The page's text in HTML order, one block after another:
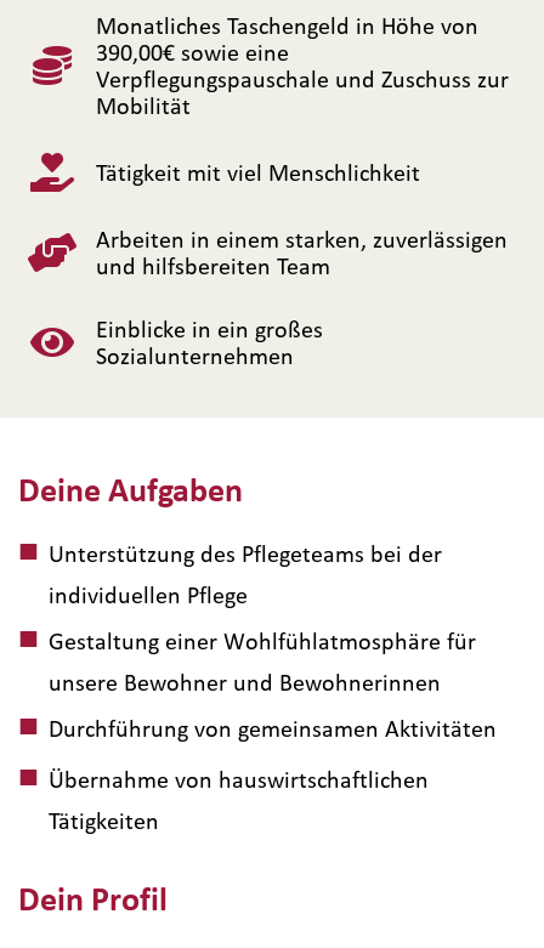
Deine Aufgaben
Unterstützung des Pflegeteams bei der
individuellen Pflege
Gestaltung einer Wohlfühlatmosphäre für
unsere Bewohner und Bewohnerinnen
Durchführung von gemeinsamen Aktivitäten
Übernahme von hauswirtschaftlichen
Tätigkeiten
Dein Profil
Monatliches Taschengeld in Höhe von
390,00€ sowie eine
Verpflegungspauschale und Zuschuss zur
Mobilität
Tätigkeit mit viel Menschlichkeit
Arbeiten in einem starken, zuverlässigen
und hilfsbereiten Team
Einblicke in ein großes
Sozialunternehmen